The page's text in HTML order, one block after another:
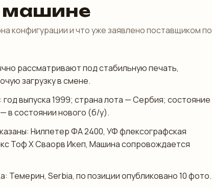
машине
конфигурации и что уже заявлено поставщиком по
рассматривают под стабильную печать,
загрузку в смене.
выпуска 1999; страна лота — Сербия; состояние
в состоянии нового (б/у).
Нилпетер ФА 2400, УФ флексографская
Тоф Х Сваорв Икеп, Машина сопровождается
Темерин, Serbia, по позиции опубликовано 10 фото.